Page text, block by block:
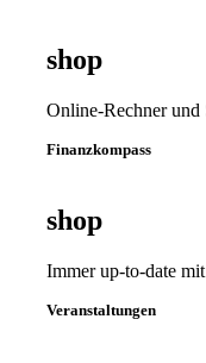
shop
Online-Rechner und
Finanzkompass
shop
Immer up-to-date
Veranstaltungen